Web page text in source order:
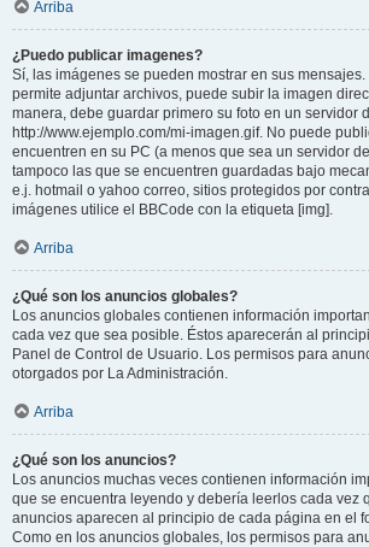
Arriba
¿Puedo publicar imagenes?
Sí, las imágenes se pueden mostrar en sus
permite adjuntar archivos, puede subir la imagen
manera, debe guardar primero su foto en un servidor
http://www.ejemplo.com/mi-imagen.gif. No puede
encuentren en su PC (a menos que sea un servidor
tampoco las que se encuentren guardadas bajo
e.j. hotmail o yahoo correo, sitios protegidos por
imágenes utilice el BBCode con la etiqueta [img].
Arriba
¿Qué son los anuncios globales?
Los anuncios globales contienen información
cada vez que sea posible. Éstos aparecerán al
Panel de Control de Usuario. Los permisos para
otorgados por La Administración.
Arriba
¿Qué son los anuncios?
Los anuncios muchas veces contienen información
que se encuentra leyendo y debería leerlos cada vez
anuncios aparecen al principio de cada página en el
Como en los anuncios globales, los permisos para